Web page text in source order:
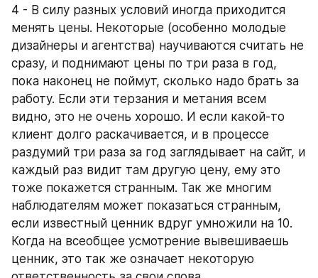
4 - В силу разных условий иногда приходится
менять цены. Некоторые (особенно молодые
дизайнеры и агентства) научиваются считать не
сразу, и поднимают цены по три раза в год,
пока наконец не поймут, сколько надо брать за
работу. Если эти терзания и метания всем
видно, это не очень хорошо. И если какой-то
клиент долго раскачивается, и в процессе
раздумий три раза за год заглядывает на сайт, и
каждый раз видит там другую цену, ему это
тоже покажется странным. Так же многим
наблюдателям может показаться странным,
если известный ценник вдруг умножили на 10.
Когда на всеобщее усмотрение вывешиваешь
ценник, это так же означает некоторую